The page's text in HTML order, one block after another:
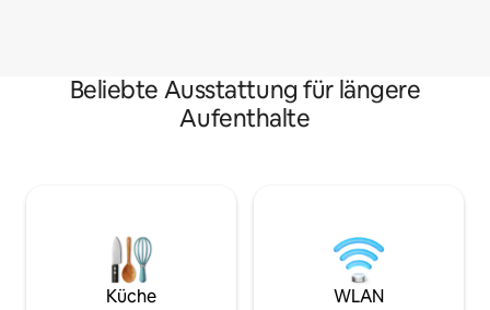
Beliebte Ausstattung für längere
Aufenthalte
Küche WLAN